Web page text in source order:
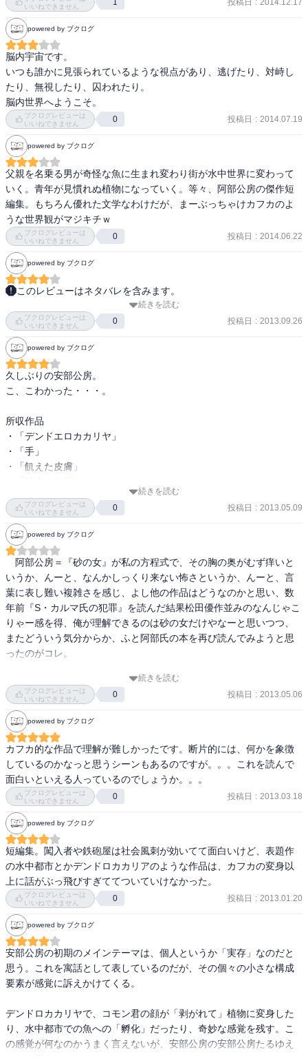
いいねできません
1
powered by ブクログ
脳内宇宙です。
いつも誰かに見張られているような視点があり、逃げたり、対峙し
たり、無視したり、囚われたり。
脳内世界へようこそ。
ブクログレビューは
いいねできません
0 投稿日 : 2014.07.19
powered by ブクログ
父親を名乗る男が奇怪な魚に生まれ変わり街が水中世界に変わって
いく。青年が見慣れぬ植物になっていく。等々、阿部公房の傑作短
編集。もちろん優れた文学なわけだが、まーぶっちゃけカフカのよ
うな世界観がマジキチｗ
ブクログレビューは
いいねできません
0 投稿日 : 2014.06.22
powered by ブクログ
このレビューはネタバレを含みます。
不気味な語り口で綴られた、“コモン君がデンドロカカリヤになった
話”。
ぼくらはみんな、不安の向うに一本の植物をもっている。伝染病か
もしれないね。植物になったという人の話が、近頃めっきり増えた
ようだよ。(p.9)
どのパラフレーズとして使われているのかな。
結末にはゾッとした。
≪手≫
この物語の展開には思わず唸ってしまった。
かつての伝書鳩“おれ”が、観念化され銅像となり、
さらにその銅像の足首を鋸で切ろうとしている“手”
この設定だけでも脱帽したくなるのだが、そこからさらにストーリ
ーが加わっていく。
なんとも言えない読後感を味わった。
≪飢えた皮膚≫
貧乏人が金持ち夫人に復讐する話。
夫人が薬物にはまっていく姿がブラックに描かれている。
身体の色が変わってしまう病気というアイディアが安部公房らし
い。
≪詩人の生涯≫
糸車に巻き込まれた老婆が糸になり、その糸からジャケツが作られ
る。
買い手もなく彷徨いはじめたジャケツは、詩人である息子の前に立
つ。
冬の厳しい寒さと春の訪れを感じさせる文章が印象深い。
≪空中楼閣≫
無職の男のアパートの前に貼られていた“空中楼閣建設事務所”の工員
募集。
実体のない職業に、採用されたと思い込んだ男はどんどん狂ってい
く。
≪闖入者≫
夜更けに突然やってきて、住み込み始めた闖入者９人家族。
彼らをなんとかして追い出そうと、男は奮闘する。
この設定も怖いな…特に一人暮らしには。
都市伝説とかでありそう。
孤独になっていく現代社会の生への皮肉だと思う。
≪ノアの方舟≫
にしました。今となって、私にねがえることはただ、この愚かなア
ル中患者に関する伝説が、せめて誤り伝えられぬことをねがうだけ
でした。
続きを読む
ブクログレビューは
いいねできません
0 投稿日 : 2013.09.26
powered by ブクログ
久しぶりの安部公房。
こ、こわかった・・・。
所収作品
・「デンドエロカカリヤ」
・「手」
・「飢えた皮膚」
・「空中楼閣」
・「闖入者―手記とエピローグ―」
・「ノアの方舟」
・「プルートーのわな」
・「水中都市」
・「鉄砲屋」
・「イソップの裁判」
以下、まとまらないまま漫ろ書き。
「闖入者」が全集のものと違った気がする。後者の方がすっきりし
安部公房の作品の怖さは、自分がいかに盲目的に生きているかを気
づかされるところだ。
たとえば、作品中よく「赤」を敵対視する人間が出てくる。なんだ
か大学紛争の時代などを思い起こすが、それそのものは問題ではな
い。
問題は、その「赤」という思想に対して批判し、排除しようとする
側だ。
だいたいにおいて、そのような登場人物は金持ちで権力者で、計算
高く口がうまい。彼らは一様に「民主主義」の素晴らしさを声高々
に讃えるけれど、公房の作品からあらわれるそれらがいかに粗暴で
高慢極まりないか。
相手を貶めることによって自身の正当性を保ち、ふんぞり返るよう
な感じ。
何が恐ろしいって、それが日常的にありふれていることだ。公房が
描く世界が、今私たちの世界そのものなんだろうと思う。他者を通
じてしか思い至ることができないこと。この場合は読者の目か。
自分も、そうなのだろうと思うと、すごく怖くて不安定になる。
どうやったら目を見開いて生きることができるのだろうか。うー
ん。
眼から鱗！とかＡＨＡ体験！みたいな清々しさは一切なく、ひたす
らどろどろとした気持ちを突きつけられる。
でもたまに安部公房を読みたくなるし、読んでよかったと思うんだ
続きを読む
ブクログレビューは
いいねできません
0 投稿日 : 2013.05.09
powered by ブクログ
阿部公房＝『砂の女』が私の方程式で、その胸の奥がむず痒いと
いうか、んーと、なんかしっくり来ない怖さというか、んーと、言
葉に表し難い複雑さを感じ、よし他の作品はどうなのかと思い、数
年前『S・カルマ氏の犯罪』を読んだ結果松田優作並みのなんじゃこ
りゃー感を得、俺が理解できるのは砂の女だけやなーと思いつつ、
またどういう気分からか、ふと阿部氏の本を再び読んでみようと思
ったのがコレ。
まあ、勝手に集団で人んち入り込んで『民主主義による多数決の結
果、ここは我々の部屋になりましたー、な、お前！』みたいな、そ
してその部屋に元々住んでる奴は奴で『お、おう・・・あれ？』っ
て感じの、私には理解できない当時の前衛的な内容で、何と言う
か、もうお腹一杯です。
阿部氏の本は分かる人には分かるのでしょうが、やっぱりこの時代
の、偏執的な新自由主義批判、こっそり共産主義万歳みたい感があ
る内容は、面倒臭くてもういいです。ありがとうございました。
続きを読む
ブクログレビューは
いいねできません
0 投稿日 : 2013.05.06
powered by ブクログ
カフカ的な作品で理解が難しかったです。断片的には、何かを象徴
しているのかなっと思うシーンもあるのですが。。。これを読んで
面白いといえる人っているのでしょうか。。。
ブクログレビューは
いいねできません
0 投稿日 : 2013.03.18
powered by ブクログ
短編集。闖入者や鉄砲屋は社会風刺が効いてて面白いけど、表題作
の水中都市とかデンドロカカリアのような作品は、カフカの変身以
上に話がぶっ飛びすぎててついていけなかった。
ブクログレビューは
いいねできません
0 投稿日 : 2013.01.20
powered by ブクログ
安部公房の初期のメインテーマは、個人というか「実存」なのだと
思う。これを寓話として表しているのだが、その個々の小さな構成
要素が感覚に訴えかけてくる。
デンドロカカリヤで、コモン君の顔が「剥がれて」植物に変身した
り、水中都市での魚への「孵化」だったり、奇妙な感覚を残す。こ
の感覚が何なのかうまく言えないが、安部公房の安部公房たるゆえ